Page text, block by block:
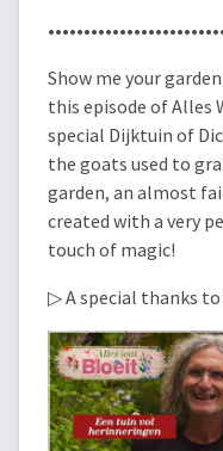
Show me your
this episode of Alles
special Dijktuin of
the goats used to
garden, an almost
created with a very
touch of magic!
▷ A special thanks to